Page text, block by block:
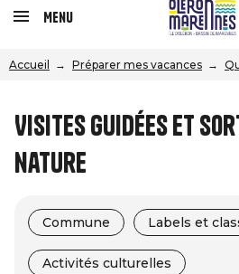
Menu
Accueil Préparer mes vacances
Visites guidées et
nature
Commune Labels et
Activités culturelles